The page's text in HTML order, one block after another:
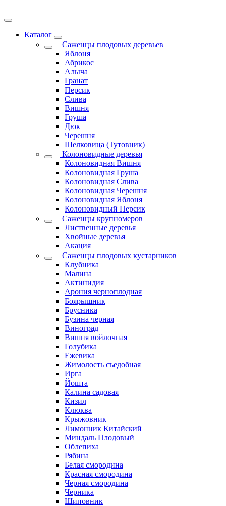
Каталог
Саженцы плодовых деревьев
Яблоня
Абрикос
Алыча
Гранат
Персик
Слива
Вишня
Груша
Дюк
Черешня
Шелковица (Тутовник)
Колоновидные деревья
Колоновидная Вишня
Колоновидная Груша
Колоновидная Слива
Колоновидная Черешня
Колоновидная Яблоня
Колоновидный Персик
Саженцы крупномеров
Лиственные деревья
Хвойные деревья
Акация
Саженцы плодовых кустарников
Клубника
Малина
Актинидия
Арония черноплодная
Боярышник
Брусника
Бузина черная
Виноград
Вишня войлочная
Голубика
Ежевика
Жимолость съедобная
Ирга
Йошта
Калина садовая
Кизил
Клюква
Крыжовник
Лимонник Китайский
Миндаль Плодовый
Облепиха
Рябина
Белая смородина
Красная смородина
Черная смородина
Черника
Шиповник